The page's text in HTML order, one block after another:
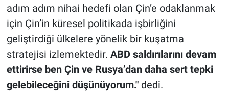
adım adım nihai hedefi olan Çin’e odaklanmak
için Çin’in küresel politikada işbirliğini
geliştirdiği ülkelere yönelik bir kuşatma
stratejisi izlemektedir. ABD saldırılarını devam
ettirirse ben Çin ve Rusya’dan daha sert tepki
gelebileceğini düşünüyorum." dedi.